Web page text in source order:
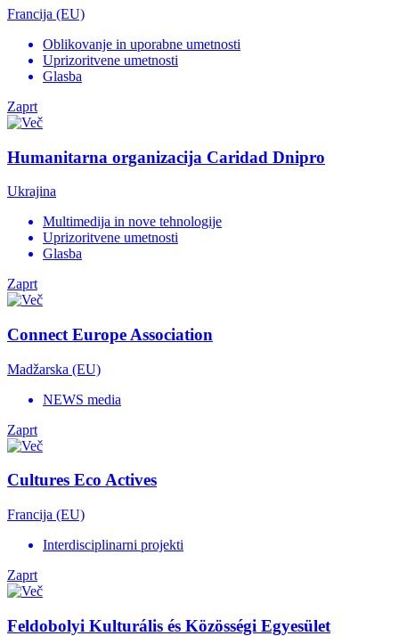
Francija (EU)
Oblikovanje in uporabne umetnosti
Uprizoritvene umetnosti
Glasba
Zaprt
Humanitarna organizacija Caridad Dnipro
Ukrajina
Multimedija in nove tehnologije
Uprizoritvene umetnosti
Glasba
Zaprt
Connect Europe Association
Madžarska (EU)
NEWS media
Zaprt
Cultures Eco Actives
Francija (EU)
Interdisciplinarni projekti
Zaprt
Feldobolyi Kulturális és Közösségi Egyesület